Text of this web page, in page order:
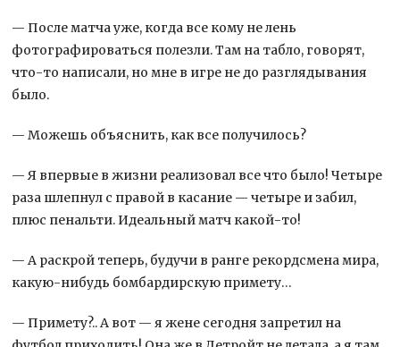
— После матча уже, когда все кому не лень
фотографироваться полезли. Там на табло, говорят,
что-то написали, но мне в игре не до разглядывания
было.
— Можешь объяснить, как все получилось?
— Я впервые в жизни реализовал все что было! Четыре
раза шлепнул с правой в касание — четыре и забил,
плюс пенальти. Идеальный матч какой-то!
— А раскрой теперь, будучи в ранге рекордсмена мира,
какую-нибудь бомбардирскую примету…
— Примету?.. А вот — я жене сегодня запретил на